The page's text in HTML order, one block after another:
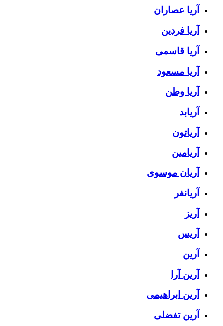
آریا عصاران
آریا فردین
آریا قاسمی
آریا مسعود
آریا وطن
آریابد
آریاتون
آریامین
آریان موسوی
آریانفر
آریز
آریس
آرین
آرین آرا
آرین ابراهیمی
آرین تفضلی